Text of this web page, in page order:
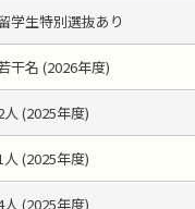
学生特別選抜あり
干名 (2026年度)
人 (2025年度)
人 (2025年度)
人 (2025年度)